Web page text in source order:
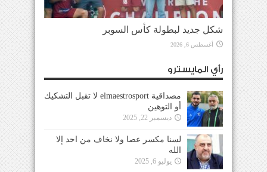
شكل جديد لبطولة كأس السوبر
أغسطس 6, 2026
رأي المايسترو
مصداقية elmaestrosport لا تقبل التشكيك
أو التوهين
ديسمبر 22, 2025
لسنا مكسر عصا ولا نخاف من احد إلا
الله
يوليو 6, 2025